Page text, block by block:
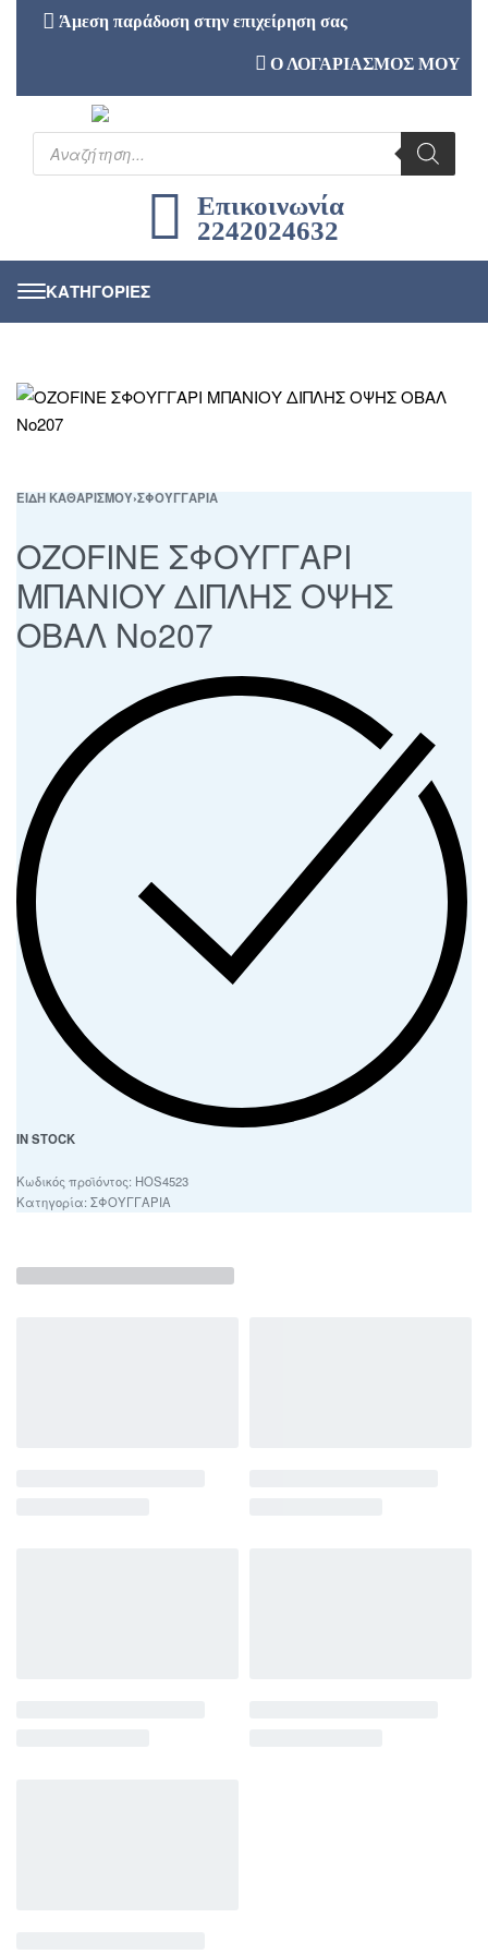
Άμεση παράδοση στην επιχείρηση σας
Ο ΛΟΓΑΡΙΑΣΜΟΣ ΜΟΥ
Επικοινωνία
2242024632
ΕΙΔΗ ΚΑΘΑΡΙΣΜΟΥ›ΣΦΟΥΓΓΑΡΙΑ
OZOFINE ΣΦΟΥΓΓΑΡΙ
ΜΠΑΝΙΟΥ ΔΙΠΛΗΣ ΟΨΗΣ
ΟΒΑΛ Νο207
IN STOCK
HOS4523
Κατηγορία: ΣΦΟΥΓΓΑΡΙΑ